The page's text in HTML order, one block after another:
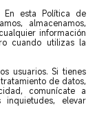
En esta Política de
almacenamos,
información
cuando utilizas la
usuarios. Si tienes
de datos,
comunícate a
elevar